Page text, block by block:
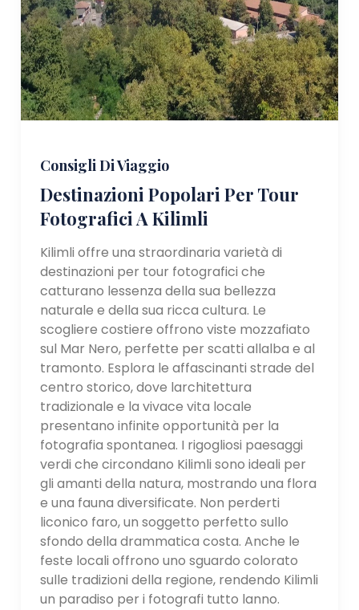
Consigli Di Viaggio
Destinazioni Popolari Per Tour
Fotografici A Kilimli
Kilimli offre una straordinaria varietà di
destinazioni per tour fotografici che
catturano lessenza della sua bellezza
naturale e della sua ricca cultura. Le
scogliere costiere offrono viste mozzafiato
sul Mar Nero, perfette per scatti allalba e al
tramonto. Esplora le affascinanti strade del
centro storico, dove larchitettura
tradizionale e la vivace vita locale
presentano infinite opportunità per la
fotografia spontanea. I rigogliosi paesaggi
verdi che circondano Kilimli sono ideali per
gli amanti della natura, mostrando una flora
e una fauna diversificate. Non perderti
liconico faro, un soggetto perfetto sullo
sfondo della drammatica costa. Anche le
feste locali offrono uno sguardo colorato
sulle tradizioni della regione, rendendo Kilimli
un paradiso per i fotografi tutto lanno.